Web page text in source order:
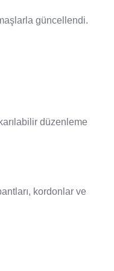
güncellendi.
düzenleme
kordonlar ve